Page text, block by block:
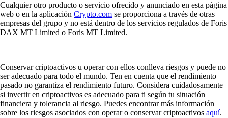
Cualquier otro producto o servicio ofrecido y anunciado en esta página
web o en la aplicación Crypto.com se proporciona a través de otras
empresas del grupo y no está dentro de los servicios regulados de Foris
DAX MT Limited o Foris MT Limited.
Conservar criptoactivos u operar con ellos conlleva riesgos y puede no
ser adecuado para todo el mundo. Ten en cuenta que el rendimiento
pasado no garantiza el rendimiento futuro. Considera cuidadosamente
si invertir en criptoactivos es adecuado para ti según tu situación
financiera y tolerancia al riesgo. Puedes encontrar más información
sobre los riesgos asociados con operar o conservar criptoactivos aquí.